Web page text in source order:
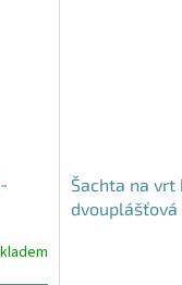
Šachta na vrt
dvouplášťová